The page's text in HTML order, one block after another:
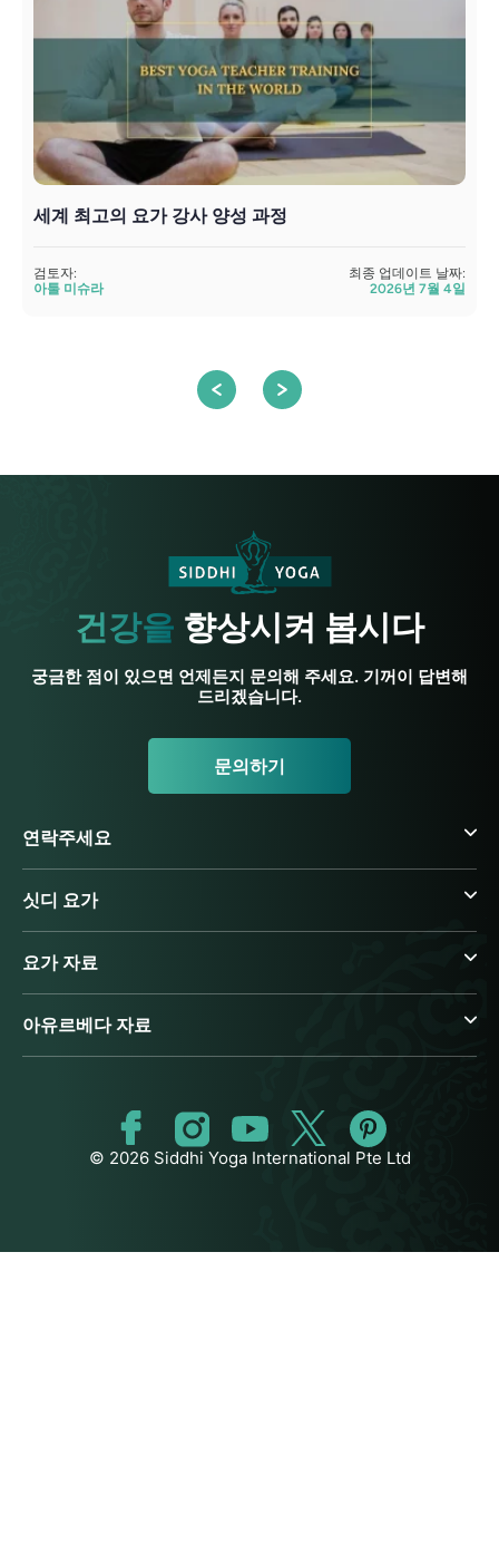
세계 최고의 요가 강사 양성 과정
검토자:
아툴 미슈라
최종 업데이트 날짜:
2026년 7월 4일
건강을 향상시켜 봅시다
궁금한 점이 있으면 언제든지 문의해 주세요. 기꺼이 답변해
드리겠습니다.
문의하기
연락주세요
싯디 요가
요가 자료
아유르베다 자료
© 2026 Siddhi Yoga International Pte Ltd